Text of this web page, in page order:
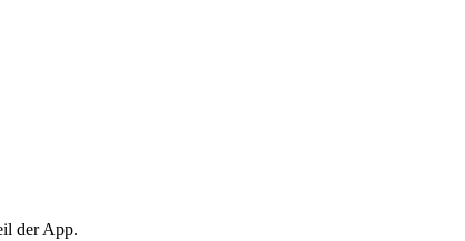
der App.